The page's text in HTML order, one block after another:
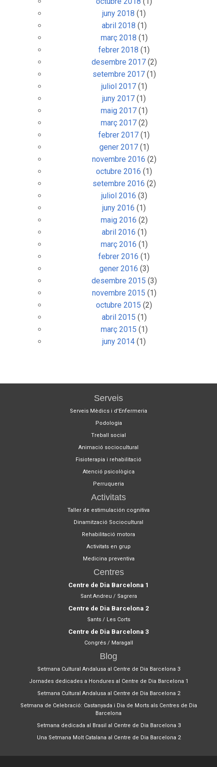
juny 2018 (1)
abril 2018 (1)
març 2018 (1)
febrer 2018 (1)
desembre 2017(2)
setembre 2017(1)
juliol 2017(1)
juny 2017 (1)
maig 2017(1)
març 2017(2)
febrer 2017 (1)
gener 2017(1)
novembre 2016 (2)
octubre 2016 (1)
setembre 2016 (2)
juliol 2016 (3)
juny 2016 (1)
maig 2016 (2)
abril 2016 (1)
març 2016 (1)
febrer 2016 (1)
gener 2016 (3)
desembre 2015 (3)
novembre 2015 (1)
octubre 2015 (2)
abril 2015 (1)
març 2015 (1)
juny 2014 (1)
Serveis
Serveis Mèdics i d'Enfermeria
Podologia
Treball social
Animació sociocultural
Fisioterapia i rehabilitació
Atenció psicològica
Perruqueria
Activitats
Taller de estimulación cognitiva
Dinamització Sociocultural
Rehabilitació motora
Activitats en grup
Medicina preventiva
Centres
Centre de Dia Barcelona 1
Sant Andreu / Sagrera
Centre de Dia Barcelona 2
Sants / Les Corts
Centre de Dia Barcelona 3
Congrés / Maragall
Blog
Setmana Cultural Andalusa al Centre de Dia Barcelona 3
Jornades dedicades a Hondures al Centre de Dia Barcelona 1
Setmana Cultural Andalusa al Centre de Dia Barcelona 2
Setmana de Celebració: Castanyada i Dia de Morts als Centres de Dia
Barcelona
Setmana dedicada al Brasil al Centre de Dia Barcelona 3
Una Setmana Molt Catalana al Centre de Dia Barcelona 2